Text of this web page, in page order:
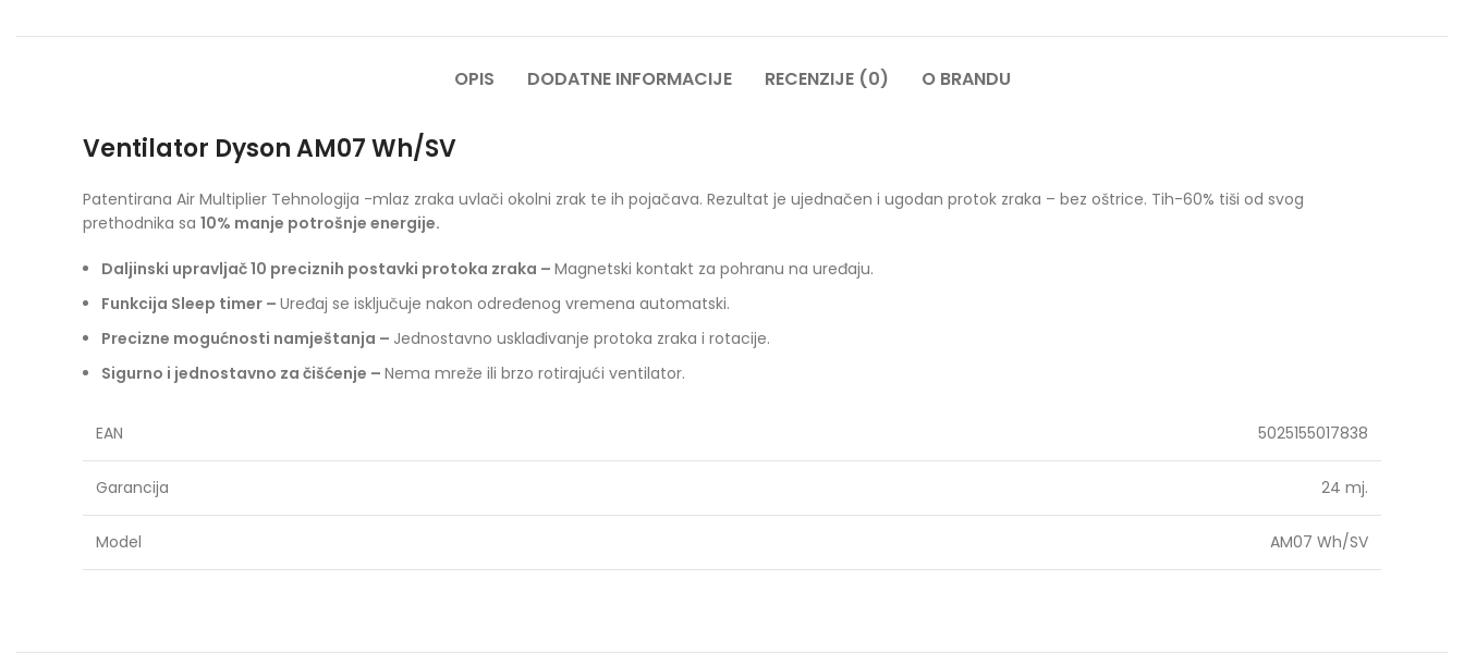
OPIS DODATNE INFORMACIJE RECENZIJE (0) O BRANDU
Ventilator Dyson AM07 Wh/SV
Patentirana Air Multiplier Tehnologija -mlaz zraka uvlači okolni zrak te ih pojačava. Rezultat je ujednačen i ugodan protok zraka – bez oštrice. Tih-60% tiši od svog
prethodnika sa 10% manje potrošnje energije.
Daljinski upravljač 10 preciznih postavki protoka zraka – Magnetski kontakt za pohranu na uređaju.
Funkcija Sleep timer – Uređaj se isključuje nakon određenog vremena automatski.
Precizne mogućnosti namještanja – Jednostavno usklađivanje protoka zraka i rotacije.
Sigurno i jednostavno za čišćenje – Nema mreže ili brzo rotirajući ventilator.
EAN 5025155017838
Garancija 24 mj.
Model AM07 Wh/SV